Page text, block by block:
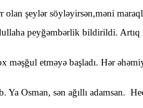
söyləyirsən,məni
bildirildi. Artıq
məşğul etməyə başladı. Hər
sən ağıllı adamsan. Heç